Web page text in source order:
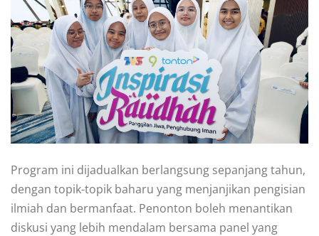
Program ini dijadualkan berlangsung sepanjang tahun,
dengan topik-topik baharu yang menjanjikan pengisian
ilmiah dan bermanfaat. Penonton boleh menantikan
diskusi yang lebih mendalam bersama panel yang